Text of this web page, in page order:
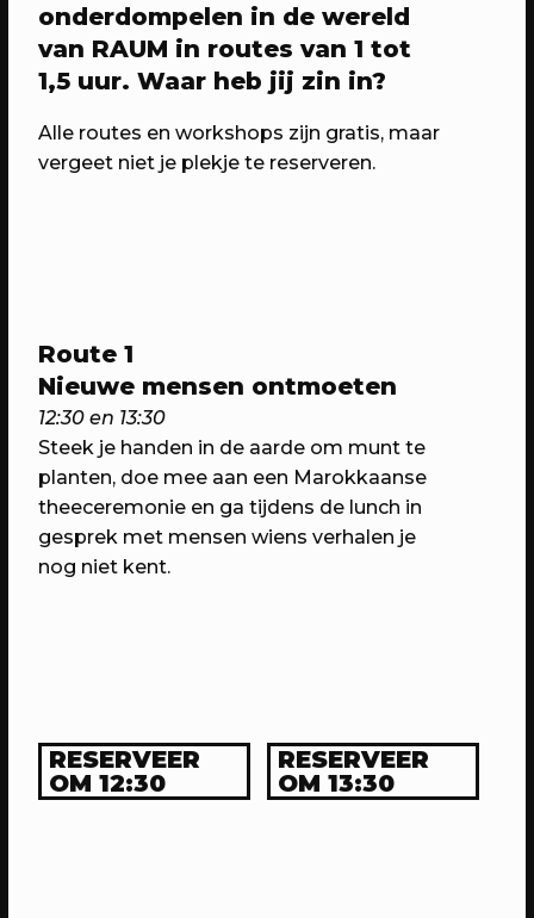
6 jaar RAUM: Vier je mee?
Een avond vol verrassingen met het
beste van RAUM
23/04/2023
WEKEA: Grote Huisraad Veiling
Scoor en verkoop toffe spullen op de
Grote Huisraad Veiling met Emmaus
Domstad.
onderdompelen in de wereld
van RAUM in routes van 1 tot
1,5 uur. Waar heb jij zin in?
Alle routes en workshops zijn gratis, maar
vergeet niet je plekje te reserveren.
Route 1
Nieuwe mensen ontmoeten
12:30 en 13:30
Steek je handen in de aarde om munt te
planten, doe mee aan een Marokkaanse
theeceremonie en ga tijdens de lunch in
gesprek met mensen wiens verhalen je
nog niet kent.
RESERVEER
OM 12:30
RESERVEER
OM 13:30